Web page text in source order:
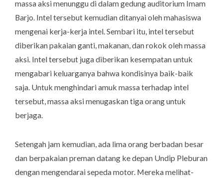
massa aksi menunggu di dalam gedung auditorium Imam
Barjo. Intel tersebut kemudian ditanyai oleh mahasiswa
mengenai kerja-kerja intel. Sembari itu, intel tersebut
diberikan pakaian ganti, makanan, dan rokok oleh massa
aksi. Intel tersebut juga diberikan kesempatan untuk
mengabari keluarganya bahwa kondisinya baik-baik
saja. Untuk menghindari amuk massa terhadap intel
tersebut, massa aksi menugaskan tiga orang untuk
berjaga.
Setengah jam kemudian, ada lima orang berbadan besar
dan berpakaian preman datang ke depan Undip Pleburan
dengan mengendarai sepeda motor. Mereka melihat-